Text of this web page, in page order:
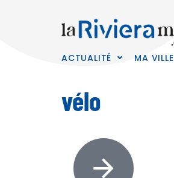
ACTUALITÉ MA VILLE
vélo